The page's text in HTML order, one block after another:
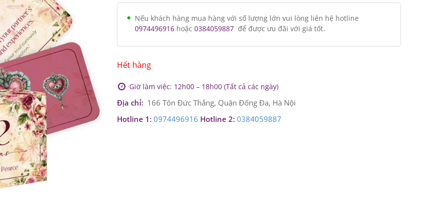
Nếu khách hàng mua hàng với số lượng lớn vui lòng liên hệ hotline
0974496916hoặc 0384059887để được ưu đãi với giá tốt.
Hết hàng
Giờ làm việc: 12h00 – 18h00 (Tất cả các ngày)
Địa chỉ: 166 Tôn Đức Thắng, Quận Đống Đa, Hà Nội
Hotline 1: 0974496916 Hotline 2: 0384059887